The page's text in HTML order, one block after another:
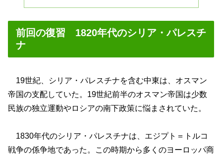
前回の復習 1820年代のシリア・パレスチ
ナ
19世紀、シリア・パレスチナを含む中東は、オスマン
帝国の支配していた。19世紀前半のオスマン帝国は少数
民族の独立運動やロシアの南下政策に悩まされていた。
1830年代のシリア・パレスチナは、エジプト＝トルコ
戦争の係争地であった。この時期から多くのヨーロッパ商